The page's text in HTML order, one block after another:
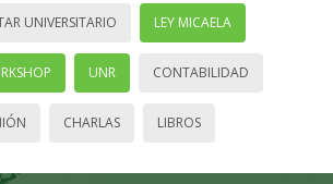
UNIVERSITARIO LEY MICAELA
UNR CONTABILIDAD
CHARLAS LIBROS